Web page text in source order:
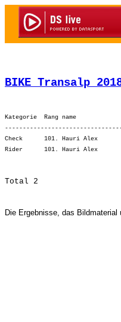
BIKE Transalp
Kategorie  Rang name
Check      101. Hauri Alex
Die Ergebnisse, das